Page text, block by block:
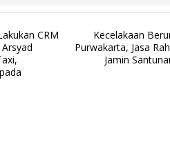
CRM
Kecelakaan
Purwakarta, Jasa
Jamin